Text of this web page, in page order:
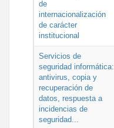
de
internacionalización
de carácter
institucional
Servicios de
seguridad informática:
antivirus, copia y
recuperación de
datos, respuesta a
incidencias de
seguridad...